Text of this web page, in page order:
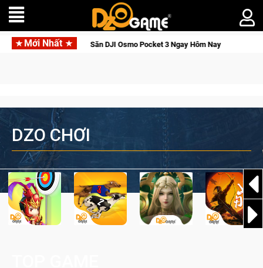
Mới Nhất
Tỉnh, Săn DJI Osmo Pocket 3 Ngay Hôm Nay Lineage W –
DZO CHƠI